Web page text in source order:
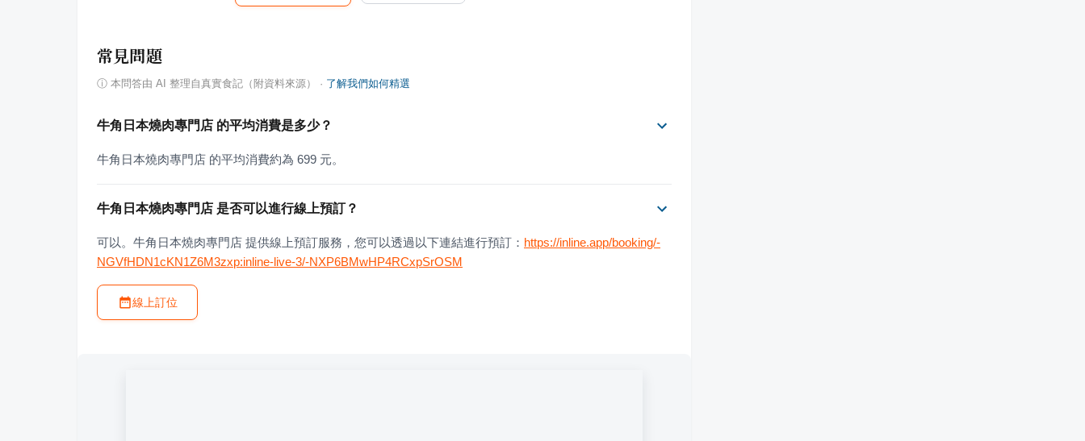
常見問題
ⓘ 本問答由 AI 整理自真實食記（附資料來源） · 了解我們如何精選
牛角日本燒肉專門店 的平均消費是多少？
牛角日本燒肉專門店 的平均消費約為 699 元。
牛角日本燒肉專門店 是否可以進行線上預訂？
可以。牛角日本燒肉專門店 提供線上預訂服務，您可以透過以下連結進行預訂： https://inline.app/booking/-
NGVfHDN1cKN1Z6M3zxp:inline-live-3/-NXP6BMwHP4RCxpSrOSM
線上訂位